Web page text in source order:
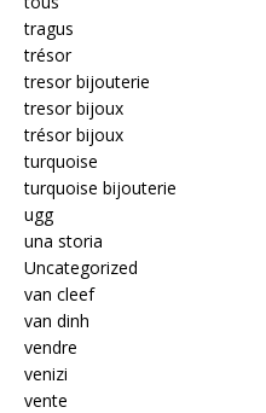
tragus
trésor
tresor bijouterie
tresor bijoux
trésor bijoux
turquoise
turquoise bijouterie
ugg
una storia
Uncategorized
van cleef
van dinh
vendre
venizi
vente